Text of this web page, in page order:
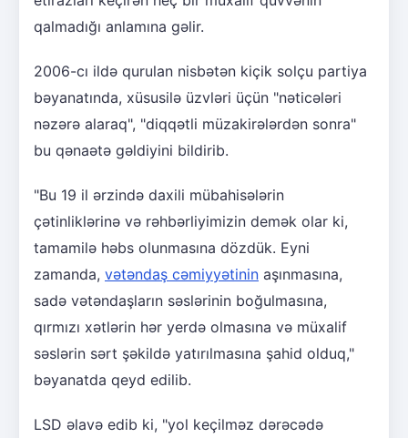
qalmadığı anlamına gəlir.
2006-cı ildə qurulan nisbətən kiçik solçu partiya
bəyanatında, xüsusilə üzvləri üçün "nəticələri
nəzərə alaraq", "diqqətli müzakirələrdən sonra"
bu qənaətə gəldiyini bildirib.
"Bu 19 il ərzində daxili mübahisələrin
çətinliklərinə və rəhbərliyimizin demək olar ki,
tamamilə həbs olunmasına dözdük. Eyni
zamanda, vətəndaş cəmiyyətinin aşınmasına,
sadə vətəndaşların səslərinin boğulmasına,
qırmızı xətlərin hər yerdə olmasına və müxalif
səslərin sərt şəkildə yatırılmasına şahid olduq,"
bəyanatda qeyd edilib.
LSD əlavə edib ki, "yol keçilməz dərəcədə